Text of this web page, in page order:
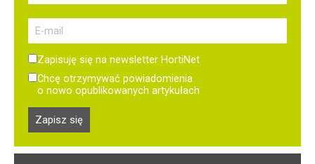
Zapisuję się na newsletter HortiNet
Chcę otrzymywać powiadomienia
o nowo opublikowanych artykułach